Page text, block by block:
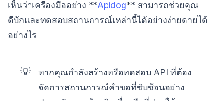
เห็นว่าเครื่องมืออย่าง **Apidog** สามารถช่วยคุณ
ดีบักและทดสอบสถานการณ์เหล่านี้ได้อย่างง่ายดายได้
อย่างไร
💡
หากคุณกำลังสร้างหรือทดสอบ API ที่ต้อง
จัดการสถานการณ์คำขอที่ซับซ้อนอย่าง